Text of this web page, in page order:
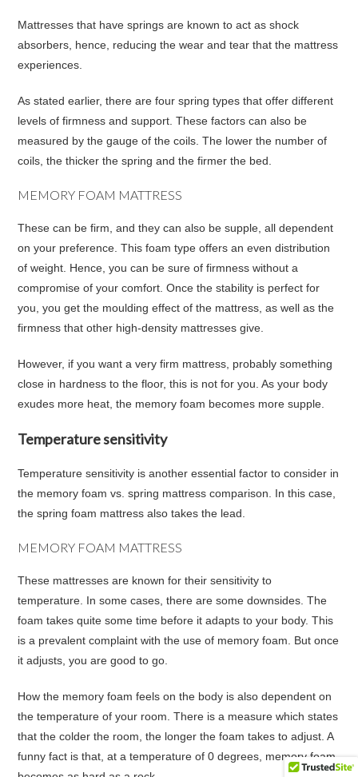
Mattresses that have springs are known to act as shock
absorbers, hence, reducing the wear and tear that the mattress
experiences.
As stated earlier, there are four spring types that offer different
levels of firmness and support. These factors can also be
measured by the gauge of the coils. The lower the number of
coils, the thicker the spring and the firmer the bed.
MEMORY FOAM MATTRESS
These can be firm, and they can also be supple, all dependent
on your preference. This foam type offers an even distribution
of weight. Hence, you can be sure of firmness without a
compromise of your comfort. Once the stability is perfect for
you, you get the moulding effect of the mattress, as well as the
firmness that other high-density mattresses give.
However, if you want a very firm mattress, probably something
close in hardness to the floor, this is not for you. As your body
exudes more heat, the memory foam becomes more supple.
Temperature sensitivity
Temperature sensitivity is another essential factor to consider in
the memory foam vs. spring mattress comparison. In this case,
the spring foam mattress also takes the lead.
MEMORY FOAM MATTRESS
These mattresses are known for their sensitivity to
temperature. In some cases, there are some downsides. The
foam takes quite some time before it adapts to your body. This
is a prevalent complaint with the use of memory foam. But once
it adjusts, you are good to go.
How the memory foam feels on the body is also dependent on
the temperature of your room. There is a measure which states
that the colder the room, the longer the foam takes to adjust. A
funny fact is that, at a temperature of 0 degrees, memory foam